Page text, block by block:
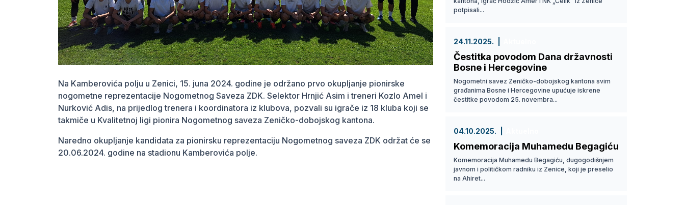
Na Kamberovića polju u Zenici, 15. juna 2024. godine je održano prvo okupljanje pionirske
nogometne reprezentacije Nogometnog Saveza ZDK. Selektor Hrnjić Asim i treneri Kozlo Amel i
Nurković Adis, na prijedlog trenera i koordinatora iz klubova, pozvali su igrače iz 18 kluba koji se
takmiče u Kvalitetnoj ligi pionira Nogometnog saveza Zeničko-dobojskog kantona.
Naredno okupljanje kandidata za pionirsku reprezentaciju Nogometnog saveza ZDK održat će se
20.06.2024. godine na stadionu Kamberovića polje.
potpisali...
24.11.2025.
Čestitka povodom Dana državnosti
Bosne i Hercegovine
Nogometni savez Zeničko-dobojskog kantona svim
građanima Bosne i Hercegovine upućuje iskrene
čestitke povodom 25. novembra...
04.10.2025.
Komemoracija Muhamedu Begagiću
Komemoracija Muhamedu Begagiću, dugogodišnjem
javnom i političkom radniku iz Zenice, koji je preselio
na Ahiret...